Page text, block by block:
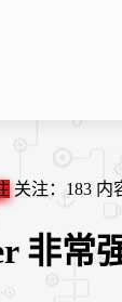
关注： 183 内
非常